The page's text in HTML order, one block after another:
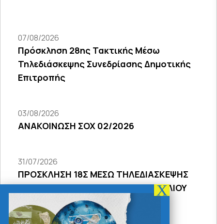
07/08/2026
Πρόσκληση 28ης Τακτικής Μέσω
Τηλεδιάσκεψης Συνεδρίασης Δημοτικής
Επιτροπής
03/08/2026
ΑΝΑΚΟΙΝΩΣΗ ΣΟΧ 02/2026
31/07/2026
ΠΡΟΣΚΛΗΣΗ 18Σ ΜΕΣΩ ΤΗΛΕΔΙΑΣΚΕΨΗΣ
ΣΥΝΕΔΡΙΑΣΗΣ ΔΗΜΟΤΙΚΟΥ ΣΥΜΒΟΥΛΙΟΥ